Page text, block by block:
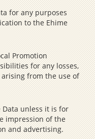
for any purposes
to the Ehime
Promotion
for any losses,
from the use of
unless it is for
impression of the
and advertising.